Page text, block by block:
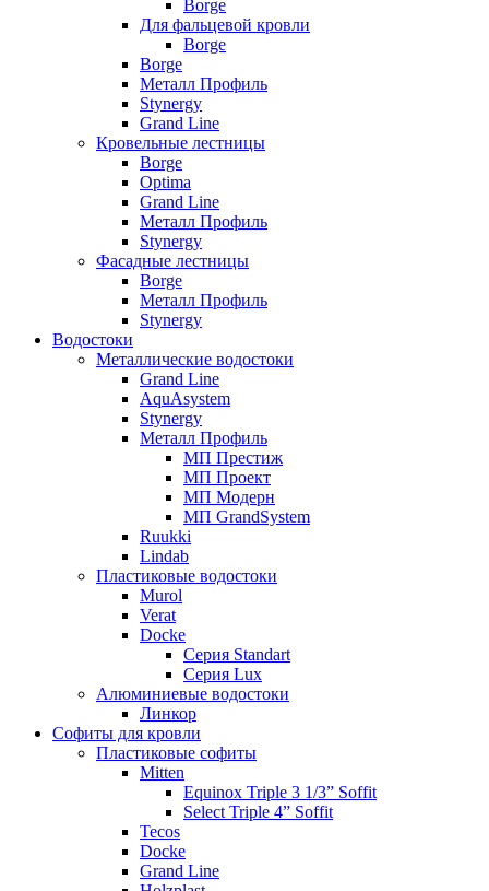
Borge
Для фальцевой кровли
Borge
Borge
Металл Профиль
Stynergy
Grand Line
Кровельные лестницы
Borge
Optima
Grand Line
Металл Профиль
Stynergy
Фасадные лестницы
Borge
Металл Профиль
Stynergy
Водостоки
Металлические водостоки
Grand Line
AquAsystem
Stynergy
Металл Профиль
МП Престиж
МП Проект
МП Модерн
МП GrandSystem
Ruukki
Lindab
Пластиковые водостоки
Murol
Verat
Docke
Серия Standart
Серия Lux
Алюминиевые водостоки
Линкор
Софиты для кровли
Пластиковые софиты
Mitten
Equinox Triple 3 1/3” Soffit
Select Triple 4” Soffit
Tecos
Docke
Grand Line